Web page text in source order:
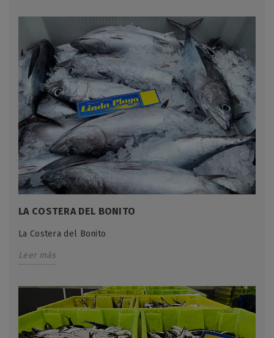
LA COSTERA DEL BONITO
La Costera del Bonito
Leer más